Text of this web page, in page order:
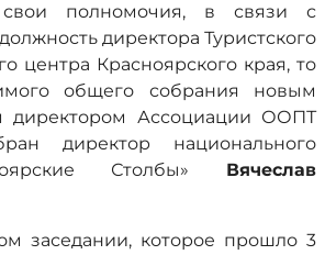
полномочия, в связи с
директора Туристского
центра Красноярского края, то
общего собрания новым
директором Ассоциации ООПТ
директор национального
Столбы» Вячеслав
заседании, которое прошло 3